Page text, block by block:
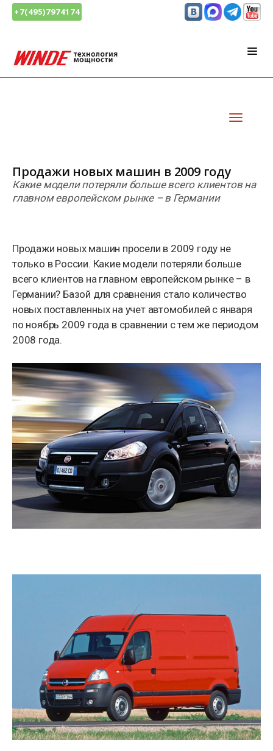
+7(495)7974174
Продажи новых машин в 2009 году
Какие модели потеряли больше всего клиентов на
главном европейском рынке – в Германии
Продажи новых машин просели в 2009 году не
только в России. Какие модели потеряли больше
всего клиентов на главном европейском рынке – в
Германии? Базой для сравнения стало количество
новых поставленных на учет автомобилей с января
по ноябрь 2009 года в сравнении с тем же периодом
2008 года.